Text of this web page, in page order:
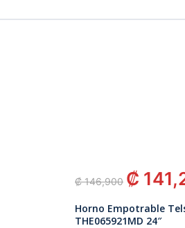
₡146,900 ₡
Horno Empotrable
THE065921MD 24″